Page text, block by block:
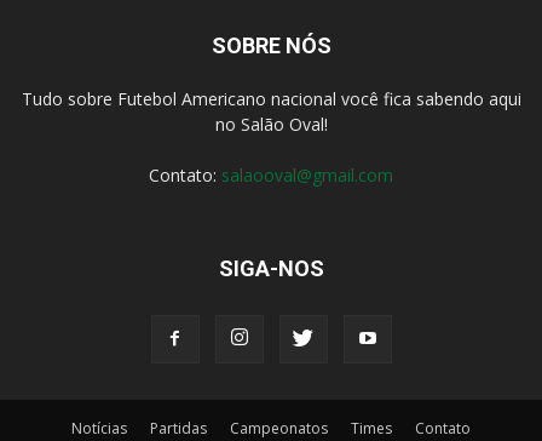
SOBRE NÓS
Tudo sobre Futebol Americano nacional você fica sabendo aqui
no Salão Oval!
Contato: salaooval@gmail.com
SIGA-NOS
Notícias Partidas Campeonatos Times Contato